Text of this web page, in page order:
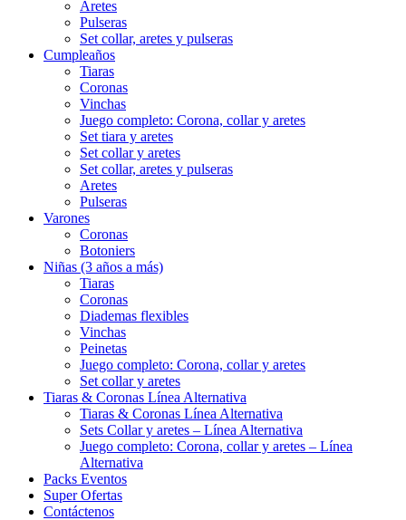
Aretes
Pulseras
Set collar, aretes y pulseras
Cumpleaños
Tiaras
Coronas
Vinchas
Juego completo: Corona, collar y aretes
Set tiara y aretes
Set collar y aretes
Set collar, aretes y pulseras
Aretes
Pulseras
Varones
Coronas
Botoniers
Niñas (3 años a más)
Tiaras
Coronas
Diademas flexibles
Vinchas
Peinetas
Juego completo: Corona, collar y aretes
Set collar y aretes
Tiaras & Coronas Línea Alternativa
Tiaras & Coronas Línea Alternativa
Sets Collar y aretes – Línea Alternativa
Juego completo: Corona, collar y aretes – Línea
Alternativa
Packs Eventos
Super Ofertas
Contáctenos